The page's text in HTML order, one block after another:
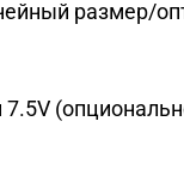
размер/